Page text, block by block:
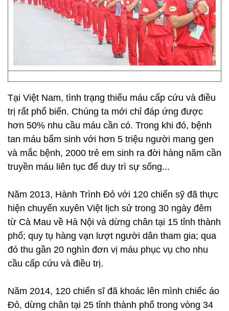
Tại Việt Nam, tình trạng thiếu máu cấp cứu và điều
trị rất phổ biến. Chúng ta mới chỉ đáp ứng được
hơn 50% nhu cầu máu cần có. Trong khi đó, bệnh
tan máu bẩm sinh với hơn 5 triệu người mang gen
và mắc bệnh, 2000 trẻ em sinh ra đời hàng năm cần
truyền máu liên tục để duy trì sự sống...
Năm 2013, Hành Trình Đỏ với 120 chiến sỹ đã thực
hiện chuyến xuyên Việt lịch sử trong 30 ngày đêm
từ Cà Mau về Hà Nội và dừng chân tại 15 tỉnh thành
phố; quy tụ hàng vạn lượt người dân tham gia; qua
đó thu gần 20 nghìn đơn vị máu phục vụ cho nhu
cầu cấp cứu và điều trị.
Năm 2014, 120 chiến sĩ đã khoác lên mình chiếc áo
Đỏ, dừng chân tại 25 tỉnh thành phố trong vòng 34